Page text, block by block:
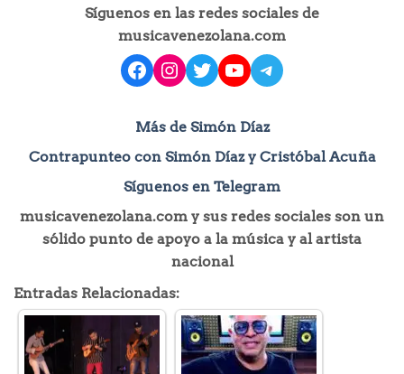
Síguenos en las redes sociales de
musicavenezolana.com
facebook
instagram
Twitter
YouTube
Telegram
Más de Simón Díaz
Contrapunteo con Simón Díaz y Cristóbal Acuña
Síguenos en Telegram
musicavenezolana.com y sus redes sociales son un
sólido punto de apoyo a la música y al artista
nacional
Entradas Relacionadas: